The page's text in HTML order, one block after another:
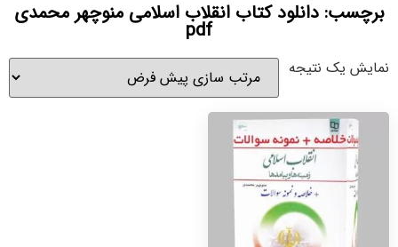
برچسب: دانلود کتاب انقلاب اسلامی منوچهر محمدی
pdf
نمایش یک نتیجه